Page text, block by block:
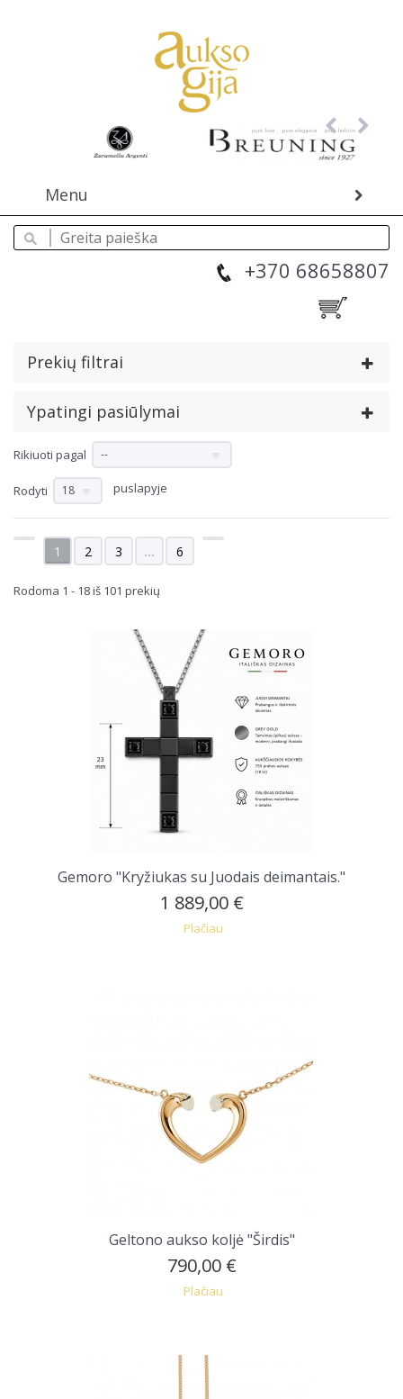
Menu
+370 68658807
Prekių filtrai
Ypatingi pasiūlymai
Rikiuoti pagal --
Rodyti 18 puslapyje
1 2 3 ... 6
Rodoma 1 - 18 iš 101 prekių
Gemoro "Kryžiukas su Juodais deimantais."
1 889,00 €
Plačiau
Geltono aukso koljė "Širdis"
790,00 €
Plačiau